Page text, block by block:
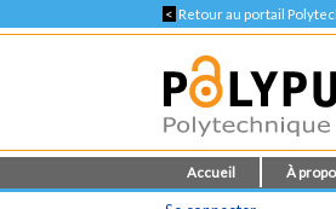
< Retour au portail
Accueil À